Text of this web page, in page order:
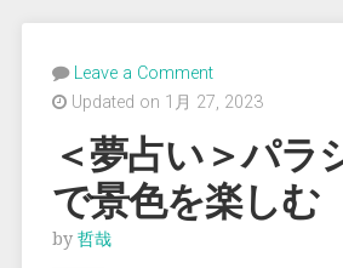
Leave a Comment
Updated on 1月 27, 2023
＜夢占い＞パラ
で景色を楽しむ
by 哲哉